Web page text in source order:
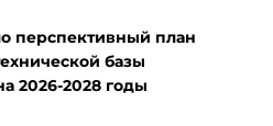
перспективный план
базы
2026-2028 годы